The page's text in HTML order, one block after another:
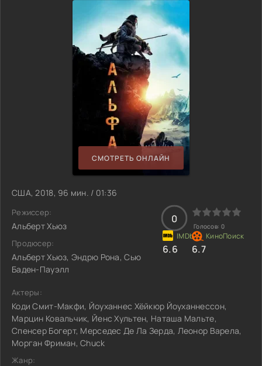
СМОТРЕТЬ ОНЛАЙН
США, 2018, 96 мин. / 01:36
Режиссер:
Альберт Хьюз
Продюсер:
Альберт Хьюз, Эндрю Рона, Сью
Баден-Пауэлл
0
Голосов: 0
6.6 6.7
Актеры:
Коди Смит-Макфи, Йоуханнес Хёйкюр Йоуханнессон,
Марцин Ковальчик, Йенс Хультен, Наташа Мальте,
Спенсер Богерт, Мерседес Де Ла Зерда, Леонор Варела,
Морган Фриман, Chuck
Жанр: